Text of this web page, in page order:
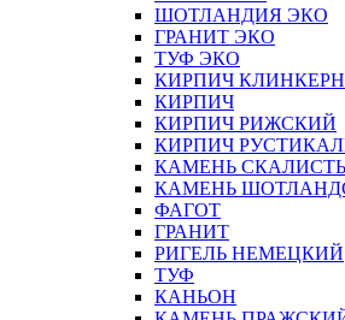
ШОТЛАНДИЯ ЭКО
ГРАНИТ ЭКО
ТУФ ЭКО
КИРПИЧ
КИРПИЧ
КИРПИЧ РИЖСКИЙ
КИРПИЧ
КАМЕНЬ
КАМЕНЬ
ФАГОТ
ГРАНИТ
РИГЕЛЬ НЕМЕЦКИЙ
ТУФ
КАНЬОН